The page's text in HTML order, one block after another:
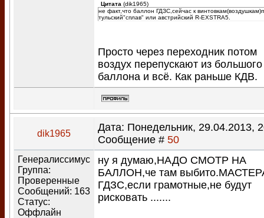
Цитата (dik1965)
не факт,что баллон ГДЗС,сейчас к
тульский"сплав" или австрийский R-EXSTRA5.
Просто через переходник потом
воздух перепускают из большого
баллона и всё. Как раньше КДВ.
dik1965
Дата: Понедельник, 29.04.2013,
Сообщение # 50
Генералиссимус
Группа:
Проверенные
Сообщений: 163
Статус:
Оффлайн
ну я думаю,НАДО СМОТР НА
БАЛЛОН,че там
ГДЗС,если грамотные,не будут
рисковать .......